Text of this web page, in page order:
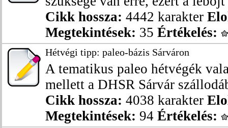
Cikk hossza: 4442 karakter
Megtekintések: 35 Értékelés:
Hétvégi tipp: paleo-bázis Sárváron
A tematikus paleo hétvégék
mellett a DHSR Sárvár
Cikk hossza: 4038 karakter
Megtekintések: 94 Értékelés: